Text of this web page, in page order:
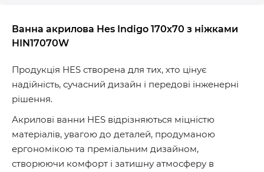
Ванна акрилова Hes Indigo 170х70 з ніжками
HIN17070W
Продукція HES створена для тих, хто цінує
надійність, сучасний дизайн і передові інженерні
рішення.
Акрилові ванни HES відрізняються міцністю
матеріалів, увагою до деталей, продуманою
ергономікою та преміальним дизайном,
створюючи комфорт і затишну атмосферу в